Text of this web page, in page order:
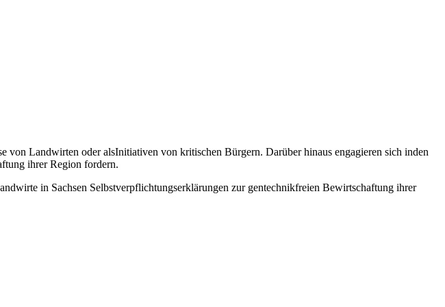
von Landwirten oder alsInitiativen von kritischen Bürgern. Darüber hinaus engagieren sich inden
ihrer Region fordern.
in Sachsen Selbstverpflichtungserklärungen zur gentechnikfreien Bewirtschaftung ihrer